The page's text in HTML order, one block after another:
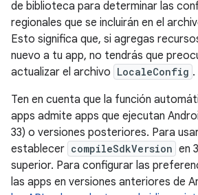
de biblioteca para determinar las
regionales que se incluirán en el
Esto significa que, si agregas
nuevo a tu app, no tendrás que
actualizar el archivo LocaleConfig .
Ten en cuenta que la función
apps admite apps que ejecutan
33) o versiones posteriores. Para
establecer compileSdkVersion en
superior. Para configurar las
las apps en versiones anteriores de